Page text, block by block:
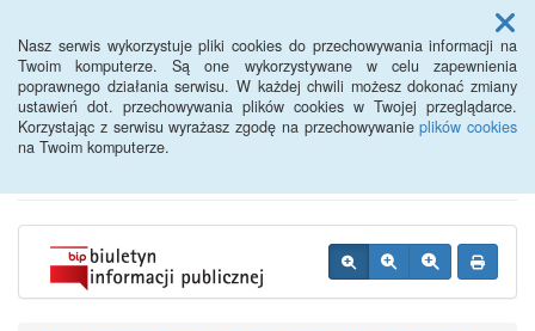
Nasz serwis wykorzystuje pliki cookies do przechowywania informacji na
Twoim komputerze. Są one wykorzystywane w celu zapewnienia
poprawnego działania serwisu. W każdej chwili możesz dokonać zmiany
ustawień dot. przechowywania plików cookies w Twojej przeglądarce.
Korzystając z serwisu wyrażasz zgodę na przechowywanieplików cookies
na Twoim komputerze.
Menu
BIP - Urząd Miejski
Wyśmierzyce